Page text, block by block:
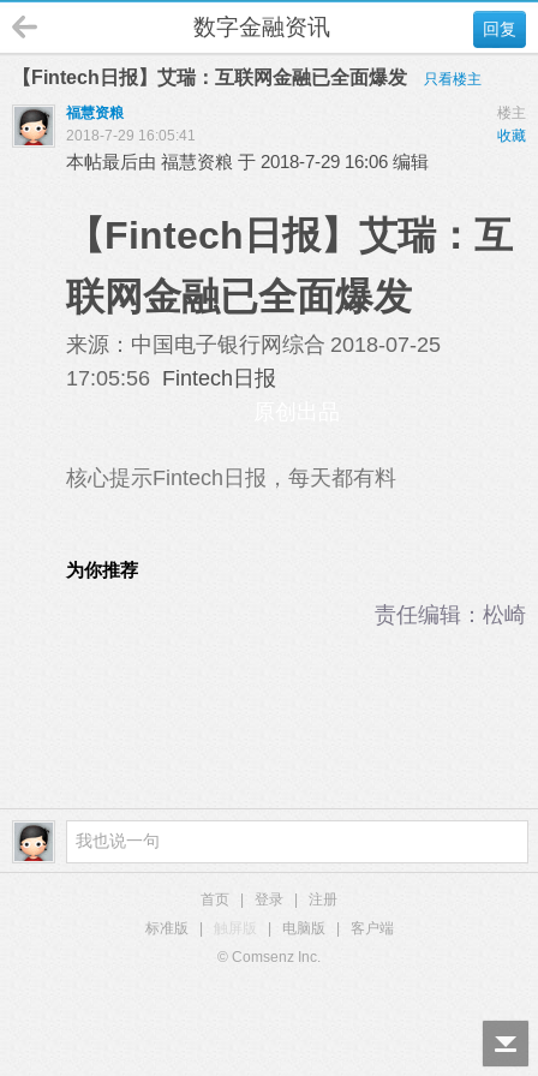
回复
数字金融资讯
【Fintech日报】艾瑞：互联网金融已全面爆发
只看楼主
楼主
福慧资粮
收藏
2018-7-29 16:05:41
本帖最后由 福慧资粮 于 2018-7-29 16:06 编辑
【Fintech日报】艾瑞：互
联网金融已全面爆发
来源：中国电子银行网综合 2018-07-25
17:05:56 Fintech日报
核心提示Fintech日报，每天都有料
责任编辑：松崎
为你推荐
首页 登录
注册
标准版
电脑版
客户端
© Comsenz Inc.